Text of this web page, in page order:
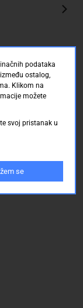
podataka
ostalog,
Klikom na
možete
svoj pristanak u
se